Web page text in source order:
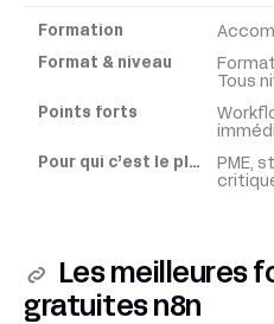
Tous
PME,
Les meilleures
gratuites n8n